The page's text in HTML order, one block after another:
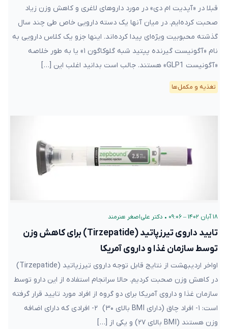
قبلا در «آپدیت ام دی» در مورد داروهای لاغری و کاهش وزن زیاد
صحبت کرده‌ایم. در میان آنها یک دسته دارویی خاص طی چند سال
گذشته محبوبیت ویژه‌ای پیدا کرده‌اند. اینها جزو یک کلاس دارویی به
نام «آگونیست گیرنده پپتید شبه گلوکاگون ۱» یا به طور خلاصه
«آگونیست GLP1» هستند. جالب است بدانید اغلب این […]
تغذیه و مکمل‌ها
۱۸ آبان ۱۴۰۲ – ۰۹:۰۶ • دکتر علی‌اصغر هنرمند
تایید داروی تیرزپاتید (Tirzepatide) برای کاهش وزن
توسط سازمان غذا و داروی آمریکا
اواخر اردیبهشت از نتایج قابل توجه داروی تیرزپاتید (Tirzepatide)
در کاهش وزن صحبت کردیم. حالا سرانجام استفاده از این دارو توسط
سازمان غذا و داروی آمریکا برای دو گروه از افراد مورد تایید قرار گرفته
است: ۱- افراد چاق (دارای BMI بالای ۳۰) ۲- افرادی که دارای اضافه
وزن هستند (BMI بالای ۲۷) و یکی از […]